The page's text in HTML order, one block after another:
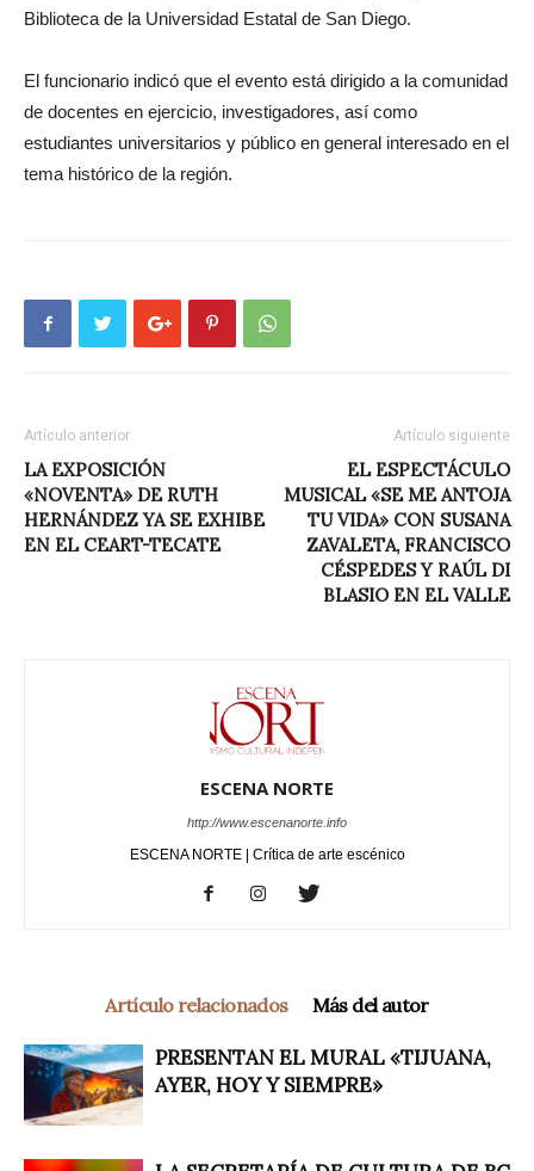
Biblioteca de la Universidad Estatal de San Diego.
El funcionario indicó que el evento está dirigido a la comunidad
de docentes en ejercicio, investigadores, así como
estudiantes universitarios y público en general interesado en el
tema histórico de la región.
Artículo anterior
LA EXPOSICIÓN
«NOVENTA» DE RUTH
HERNÁNDEZ YA SE EXHIBE
EN EL CEART-TECATE
Artículo siguiente
EL ESPECTÁCULO
MUSICAL «SE ME ANTOJA
TU VIDA» CON SUSANA
ZAVALETA, FRANCISCO
CÉSPEDES Y RAÚL DI
BLASIO EN EL VALLE
ESCENA NORTE
http://www.escenanorte.info
ESCENA NORTE | Crítica de arte escénico
Artículo relacionados Más del autor
PRESENTAN EL MURAL «TIJUANA,
AYER, HOY Y SIEMPRE»